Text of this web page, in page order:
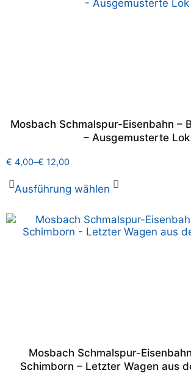
Mosbach Schmalspur-Eisenbahn –
– Ausgemusterte Lok
€ 4,00–€ 12,00
Ausführung wählen
Mosbach Schmalspur-
Schimborn – Letzter Wagen aus